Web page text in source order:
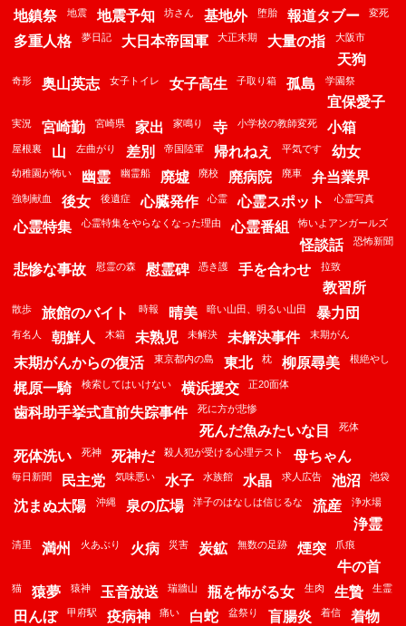
地鎮祭 地震 地震予知 坊さん 基地外 堕胎 報道タブー 変死
多重人格 夢日記 大日本帝国軍 大正末期 大量の指 大阪市
天狗
奇形 奥山英志 女子トイレ 女子高生 子取り箱 孤島 学園祭
宜保愛子
実況 宮崎勤 宮崎県 家出 家鳴り 寺 小学校の教師変死 小箱
屋根裏 山 左曲がり 差別 帝国陸軍 帰れねえ 平気です 幼女
幼稚園が怖い 幽霊 幽霊船 廃墟 廃校 廃病院 廃車 弁当業界
強制献血 後女 後遺症 心臓発作 心霊 心霊スポット 心霊写真
心霊特集 心霊特集をやらなくなった理由 心霊番組 怖いよアンガールズ
怪談話 恐怖新聞
悲惨な事故 慰霊の森 慰霊碑 憑き護 手を合わせ 拉致
教習所
散歩 旅館のバイト 時報 晴美 暗い山田、明るい山田 暴力団
有名人 朝鮮人 木箱 未熟児 未解決 未解決事件 末期がん
末期がんからの復活 東京都内の島 東北 枕 柳原尋美 根絶やし
梶原一騎 検索してはいけない 横浜援交 正20面体
歯科助手挙式直前失踪事件 死に方が悲惨
死んだ魚みたいな目 死体
死体洗い 死神 死神だ 殺人犯が受ける心理テスト 母ちゃん
毎日新聞 民主党 気味悪い 水子 水族館 水晶 求人広告 池沼 池袋
沈まぬ太陽 沖縄 泉の広場 洋子のはなしは信じるな 流産 浄水場
浄霊
清里 満州 火あぶり 火病 災害 炭鉱 無数の足跡 煙突 爪痕
牛の首
猫 猿夢 猿神 玉音放送 瑞牆山 瓶を怖がる女 生肉 生贄 生霊
田んぼ 甲府駅 疫病神 痛い 白蛇 盆祭り 盲腸炎 着信 着物